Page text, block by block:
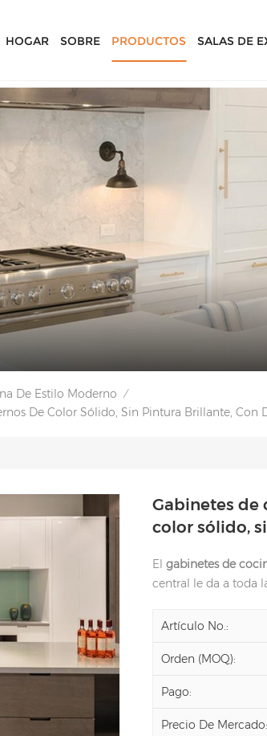
HOGAR SOBRE PRODUCTOS SALAS DE
De Estilo Moderno /
De Color Sólido, Sin Pintura Brillante, Con
Gabinetes
color sólido,
Elgabinetes de
central le da a toda
Artículo No.:
Orden (MOQ):
Pago:
Precio De Mercado: